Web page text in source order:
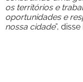
os territórios e
oportunidades e
nossa cidade”,